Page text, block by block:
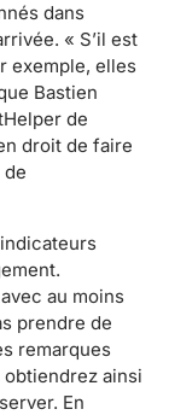
dans
« S’il est
exemple, elles
Bastien
de
droit de faire
au moins
prendre de
remarques
ainsi
En